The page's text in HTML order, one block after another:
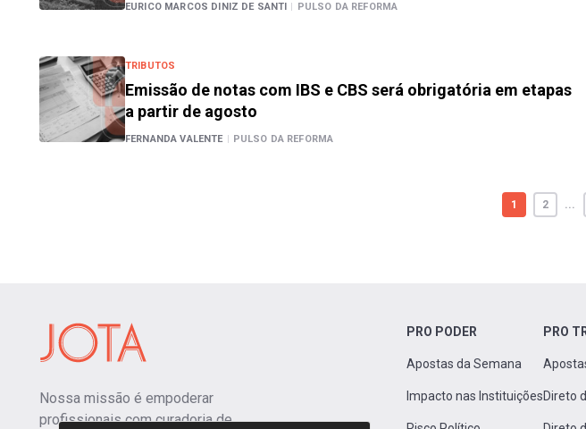
EURICO MARCOS DINIZ DE SANTI | PULSO DA REFORMA
TRIBUTOS
Emissão de notas com IBS e CBS será obrigatória em etapas
a partir de agosto
FERNANDA VALENTE | PULSO DA REFORMA
1 2 ...
Nossa missão é empoderar
profissionais com curadoria de
PRO PODER
Apostas da Semana
Impacto nas Instituições
PRO
Direto